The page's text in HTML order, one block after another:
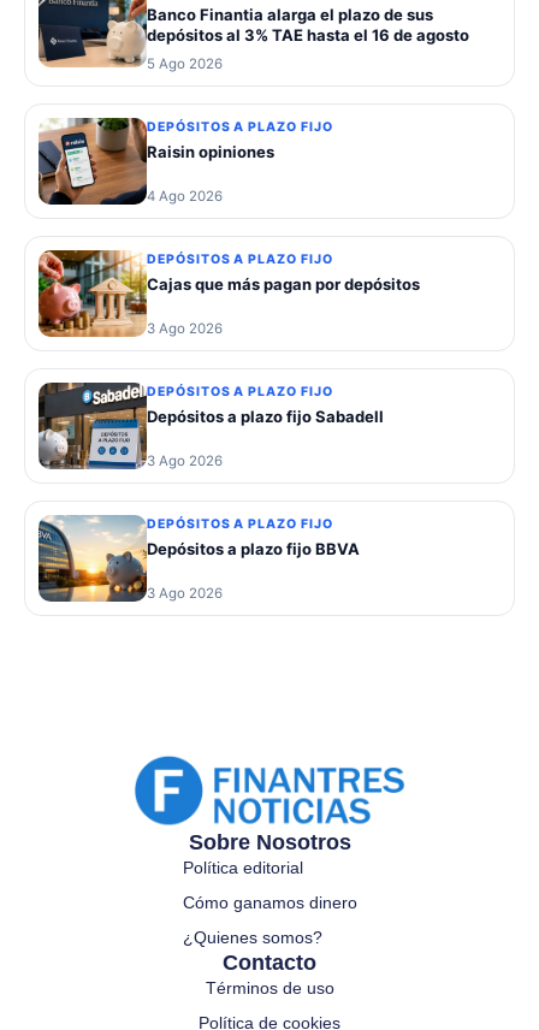
Banco Finantia alarga el plazo de sus
depósitos al 3% TAE hasta el 16 de agosto
5 Ago 2026
DEPÓSITOS A PLAZO FIJO
Raisin opiniones
4 Ago 2026
DEPÓSITOS A PLAZO FIJO
Cajas que más pagan por depósitos
3 Ago 2026
DEPÓSITOS A PLAZO FIJO
Depósitos a plazo fijo Sabadell
3 Ago 2026
DEPÓSITOS A PLAZO FIJO
Depósitos a plazo fijo BBVA
3 Ago 2026
Sobre Nosotros
Política editorial
Cómo ganamos dinero
¿Quienes somos?
Contacto
Términos de uso
Política de cookies